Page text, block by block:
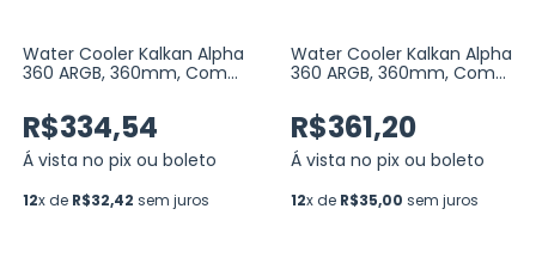
Water Cooler Kalkan Alpha
360 ARGB, 360mm, Com
(KLK00048)
R$334,54
Á vista no pix ou boleto
12x de R$32,42 sem juros
Water Cooler Kalkan Alpha
360 ARGB, 360mm, Com
(KLK00049)
R$361,20
Á vista no pix ou boleto
12x de R$35,00 sem juros